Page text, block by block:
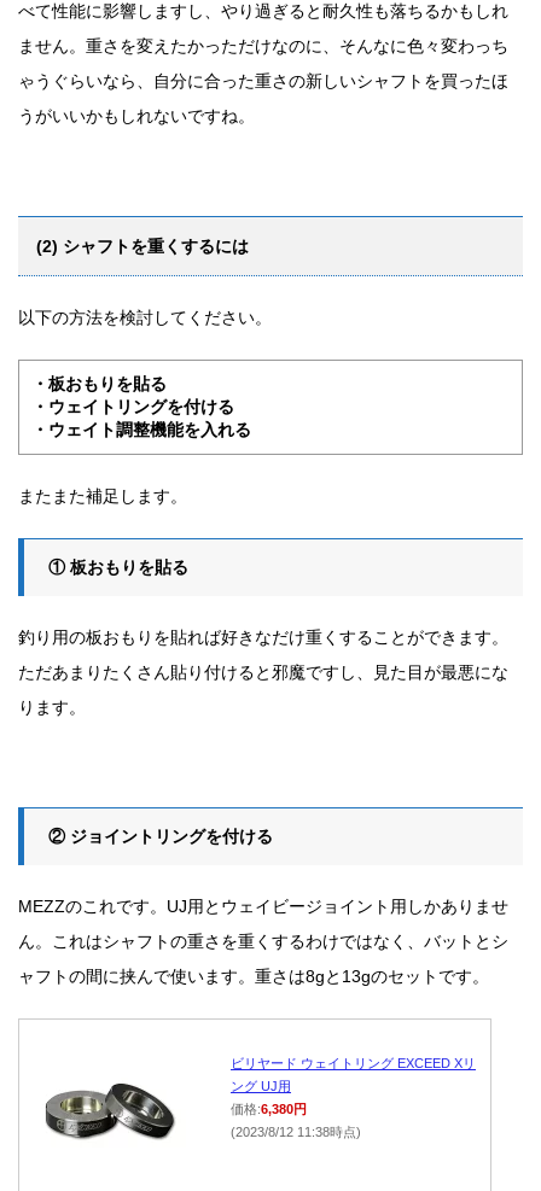
べて性能に影響しますし、やり過ぎると耐久性も落ちるかもしれ
ません。重さを変えたかっただけなのに、そんなに色々変わっち
ゃうぐらいなら、自分に合った重さの新しいシャフトを買ったほ
うがいいかもしれないですね。
(2) シャフトを重くするには
以下の方法を検討してください。
・板おもりを貼る
・ウェイトリングを付ける
・ウェイト調整機能を入れる
またまた補足します。
① 板おもりを貼る
釣り用の板おもりを貼れば好きなだけ重くすることができます。
ただあまりたくさん貼り付けると邪魔ですし、見た目が最悪にな
ります。
② ジョイントリングを付ける
MEZZのこれです。UJ用とウェイビージョイント用しかありませ
ん。これはシャフトの重さを重くするわけではなく、バットとシ
ャフトの間に挟んで使います。重さは8gと13gのセットです。
ビリヤード ウェイトリング EXCEED Xリ
ング UJ用
価格:6,380円
(2023/8/12 11:38時点)